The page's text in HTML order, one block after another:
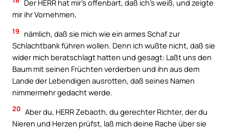
Der HERR hat mir’s offenbart, daß ich’s weiß, und zeigte
mir ihr Vornehmen,
19
nämlich, daß sie mich wie ein armes Schaf zur
Schlachtbank führen wollen. Denn ich wußte nicht, daß sie
wider mich beratschlagt hatten und gesagt: Laßt uns den
Baum mit seinen Früchten verderben und ihn aus dem
Lande der Lebendigen ausrotten, daß seines Namen
nimmermehr gedacht werde.
20 Aber du, HERR Zebaoth, du gerechter Richter, der du
Nieren und Herzen prüfst, laß mich deine Rache über sie